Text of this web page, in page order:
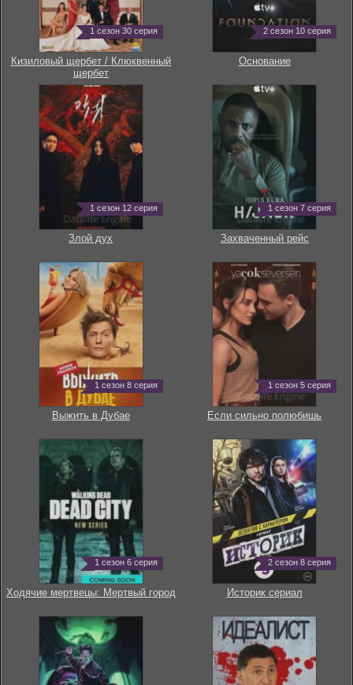
1 сезон 30 серия
Кизиловый щербет / Клюквенный
щербет
2 сезон 10 серия
Основание
1 сезон 12 серия
Злой дух
1 сезон 7 серия
Захваченный рейс
1 сезон 8 серия
Выжить в Дубае
1 сезон 5 серия
Если сильно полюбишь
1 сезон 6 серия
Ходячие мертвецы: Мертвый город
2 сезон 8 серия
Историк сериал